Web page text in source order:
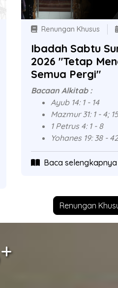
Renungan Khusus
Ibadah Sabtu
2026 "Tetap
Semua Pergi"
Bacaan Alkitab :
Ayub 14: 1 - 14
Mazmur 31: 1 - 4;
1 Petrus 4: 1 - 8
Yohanes 19: 38 - 42
Baca selengkapnya
Renungan